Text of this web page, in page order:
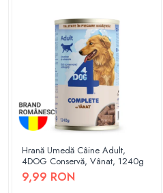
Hrană Umedă Câine Adult,
4DOG Conservă, Vânat, 1240g
9,99 RON